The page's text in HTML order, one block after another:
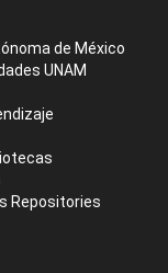
de México
UNAM
Repositories